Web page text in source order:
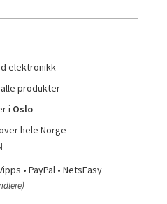
elektronikk
produkter
i Oslo
hele Norge
• PayPal • NetsEasy